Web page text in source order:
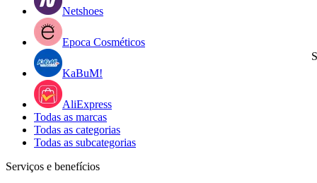
Netshoes
Epoca Cosméticos
KaBuM!
AliExpress
Todas as marcas
Todas as categorias
Todas as subcategorias
Serviços e benefícios